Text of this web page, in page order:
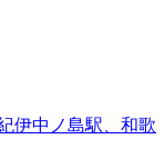
伊中ノ島駅、和歌